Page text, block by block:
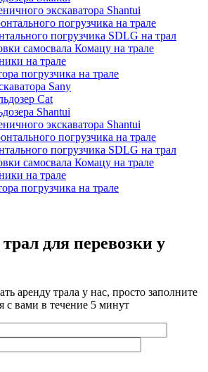
для перевозки у
аренду трала у нас, просто заполните
вами в течение 5 минут